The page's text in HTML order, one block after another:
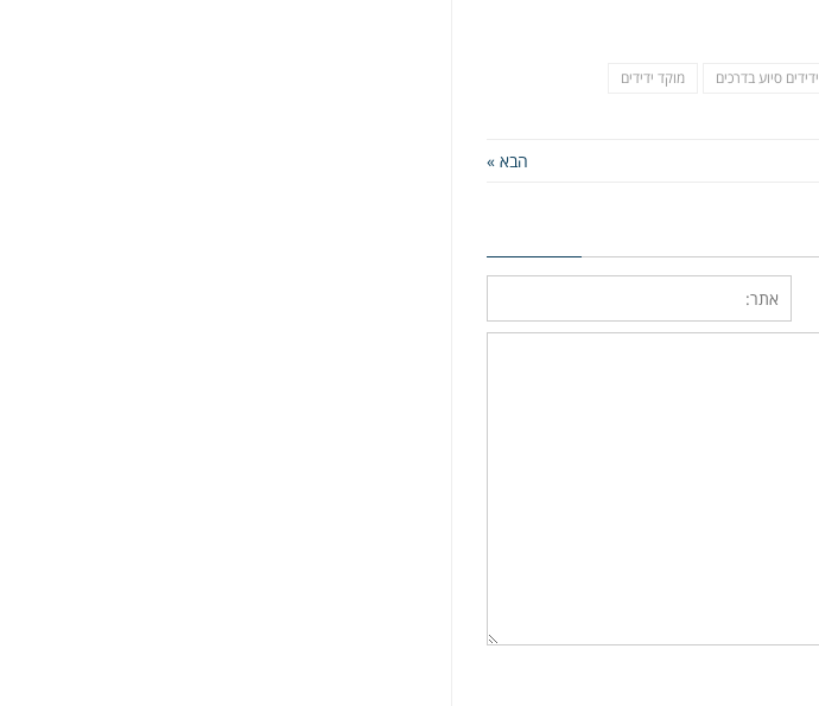
ידידים סיוע בדרכים מוקד ידידים
הבא »